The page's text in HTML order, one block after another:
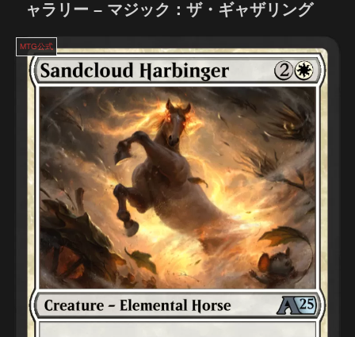
ャラリー – マジック：ザ・ギャザリング
MTG公式